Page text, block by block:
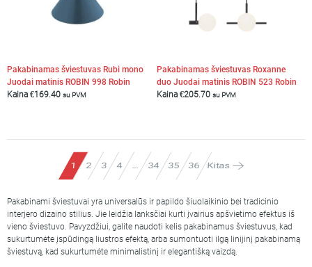
Pakabinamas šviestuvas Rubi mono
Juodai matinis ROBIN 998 Robin
Kaina €169.40 su PVM
Pakabinamas šviestuvas Roxanne
duo Juodai matinis ROBIN 523 Robin
Kaina €205.70 su PVM
1 2 3 4 … 34 35 36 Kitas
Pakabinami šviestuvai yra universalūs ir papildo šiuolaikinio bei tradicinio
interjero dizaino stilius. Jie leidžia lanksčiai kurti įvairius apšvietimo efektus iš
vieno šviestuvo. Pavyzdžiui, galite naudoti kelis pakabinamus šviestuvus, kad
sukurtumėte įspūdingą liustros efektą, arba sumontuoti ilgą linijinį pakabinamą
šviestuvą, kad sukurtumėte minimalistinį ir elegantišką vaizdą.